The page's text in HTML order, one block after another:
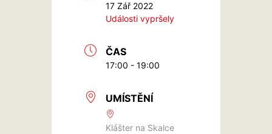
17 Zář 2022
Události vypršely
ČAS
17:00 - 19:00
UMÍSTĚNÍ
Klášter na Skalce